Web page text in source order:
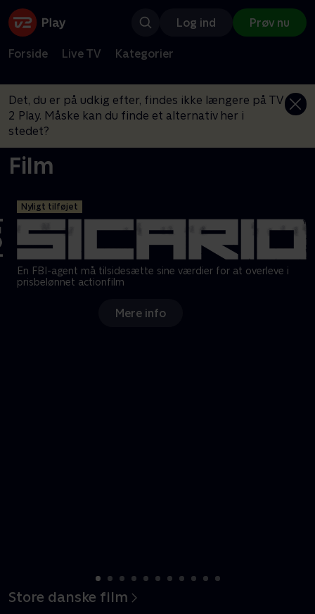
Log ind Prøv nu
Forside Live TV Kategorier
Det, du er på udkig efter, findes ikke længere på TV
2 Play. Måske kan du finde et alternativ her i
stedet?
Film
Store danske film